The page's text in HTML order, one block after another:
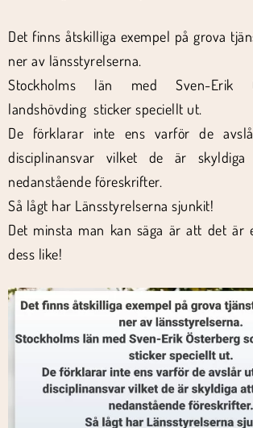
Det finns åtskilliga exempel på grova
ner av länsstyrelserna.
Stockholms län med Sven-Erik
landshövding sticker speciellt ut.
De förklarar inte ens varför de
disciplinansvar vilket de är
nedanstående föreskrifter.
Så lågt har Länsstyrelserna sjunkit!
Det minsta man kan säga är att det är
dess like!